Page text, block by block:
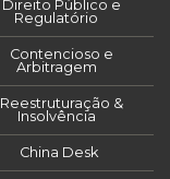
Direito Público e
Regulatório
Contencioso e
Arbitragem
Reestruturação &
Insolvência
China Desk